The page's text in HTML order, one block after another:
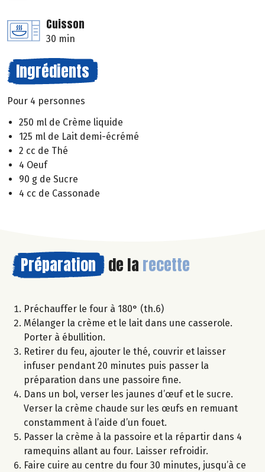
Cuisson
30 min
Ingrédients
Pour 4 personnes
250 ml de Crème liquide
125 ml de Lait demi-écrémé
2 cc de Thé
4 Oeuf
90 g de Sucre
4 cc de Cassonade
Préparation de la recette
Préchauffer le four à 180° (th.6)
Mélanger la crème et le lait dans une casserole.
Porter à ébullition.
Retirer du feu, ajouter le thé, couvrir et laisser
infuser pendant 20 minutes puis passer la
préparation dans une passoire fine.
Dans un bol, verser les jaunes d’œuf et le sucre.
Verser la crème chaude sur les œufs en remuant
constamment à l’aide d’un fouet.
Passer la crème à la passoire et la répartir dans 4
ramequins allant au four. Laisser refroidir.
Faire cuire au centre du four 30 minutes, jusqu’à ce